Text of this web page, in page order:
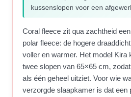
kussenslopen voor een
Coral fleece zit qua zachtheid
polar fleece: de hogere
voller en warmer. Het model Kira
twee slopen van 65×65 cm,
als één geheel uitziet. Voor wie
verzorgde slaapkamer is dat een